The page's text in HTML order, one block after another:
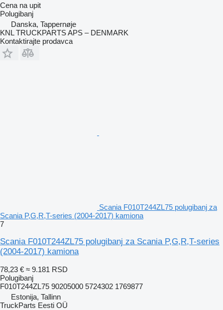
Cena na upit
Polugibanj
Danska, Tappernøje
KNL TRUCKPARTS APS – DENMARK
Kontaktirajte prodavca
Scania F010T244ZL75 polugibanj za
Scania P,G,R,T-series (2004-2017) kamiona
7
Scania F010T244ZL75 polugibanj za Scania P,G,R,T-series
(2004-2017) kamiona
78,23 € ≈ 9.181 RSD
Polugibanj
F010T244ZL75 90205000 5724302 1769877
Estonija, Tallinn
TruckParts Eesti OÜ